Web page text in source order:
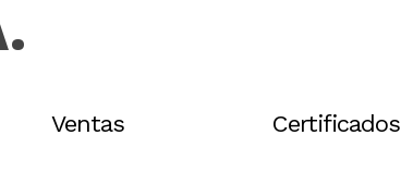
Ventas Certificados